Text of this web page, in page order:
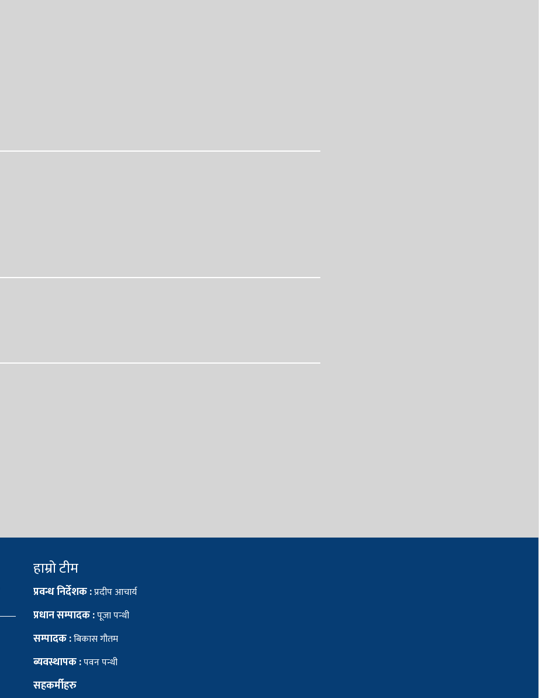
हाम्रो टीम
प्रवन्ध निर्देशक :प्रदीप आचार्य
प्रधान सम्पादक :पूजा पन्थी
सम्पादक :बिकास गौतम
ब्यवस्थापक :पवन पन्थी
सहकर्मीहरु